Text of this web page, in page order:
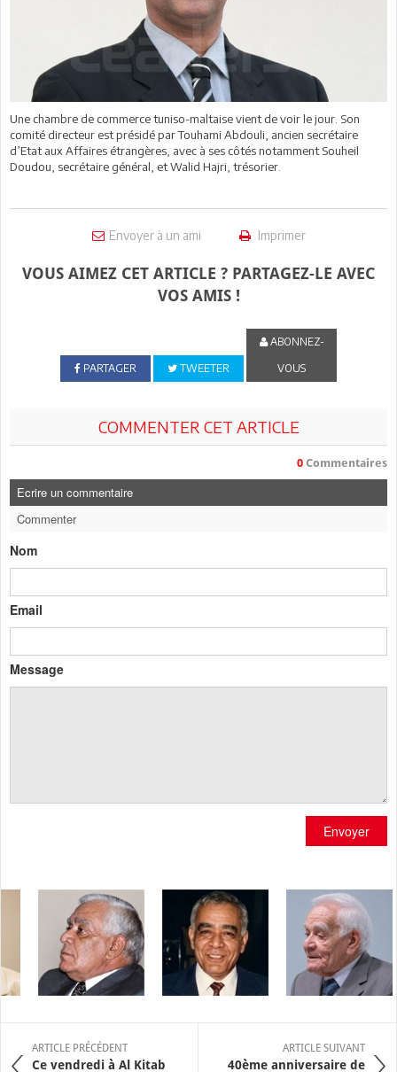
Une chambre de commerce tuniso-maltaise vient de voir le jour. Son
comité directeur est présidé par Touhami Abdouli, ancien secrétaire
d’Etat aux Affaires étrangères, avec à ses côtés notamment Souheil
Doudou, secrétaire général, et Walid Hajri, trésorier.
Envoyer à un ami Imprimer
VOUS AIMEZ CET ARTICLE ? PARTAGEZ-LE AVEC
VOS AMIS !
PARTAGER TWEETER
ABONNEZ-
VOUS
COMMENTER CET ARTICLE
0 Commentaires
Ecrire un commentaire
Commenter
Nom
Email
Message
Envoyer
ARTICLE PRÉCÉDENT
Ce vendredi à Al Kitab
ARTICLE SUIVANT
40ème anniversaire de